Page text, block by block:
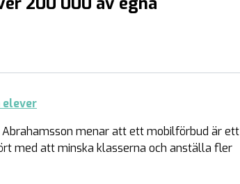
menar att ett mobilförbud är ett
med att minska klasserna och anställa fler